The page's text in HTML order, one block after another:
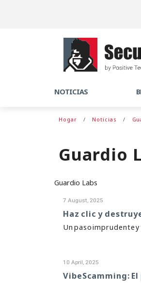
NOTICIAS
Hogar Noticias
Guardio
Guardio Labs
7 August, 2025
Haz clic y
Un paso imprudente
10 April, 2025
VibeScamming: